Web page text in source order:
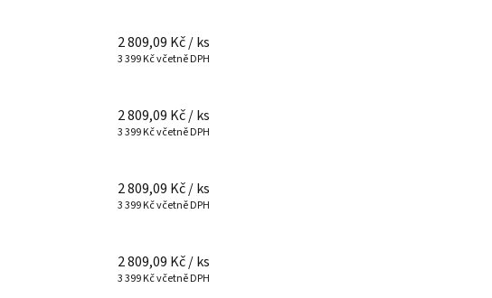
2 809,09 Kč/ ks
3 399 Kč včetně DPH
2 809,09 Kč/ ks
3 399 Kč včetně DPH
2 809,09 Kč/ ks
3 399 Kč včetně DPH
2 809,09 Kč/ ks
3 399 Kč včetně DPH